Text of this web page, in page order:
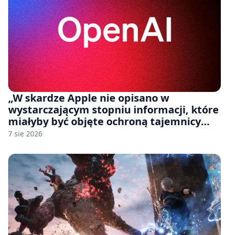
„W skardze Apple nie opisano w
wystarczającym stopniu informacji, które
miałyby być objęte ochroną tajemnicy
handlowej”. OpenAI żąda odrzucenia
7 sie 2026